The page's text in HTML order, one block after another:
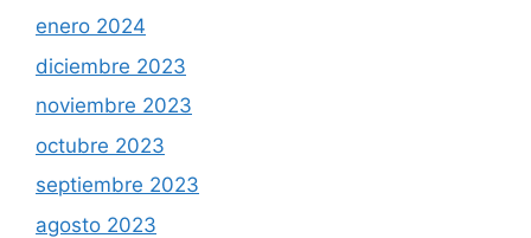
enero 2024
diciembre 2023
noviembre 2023
octubre 2023
septiembre 2023
agosto 2023